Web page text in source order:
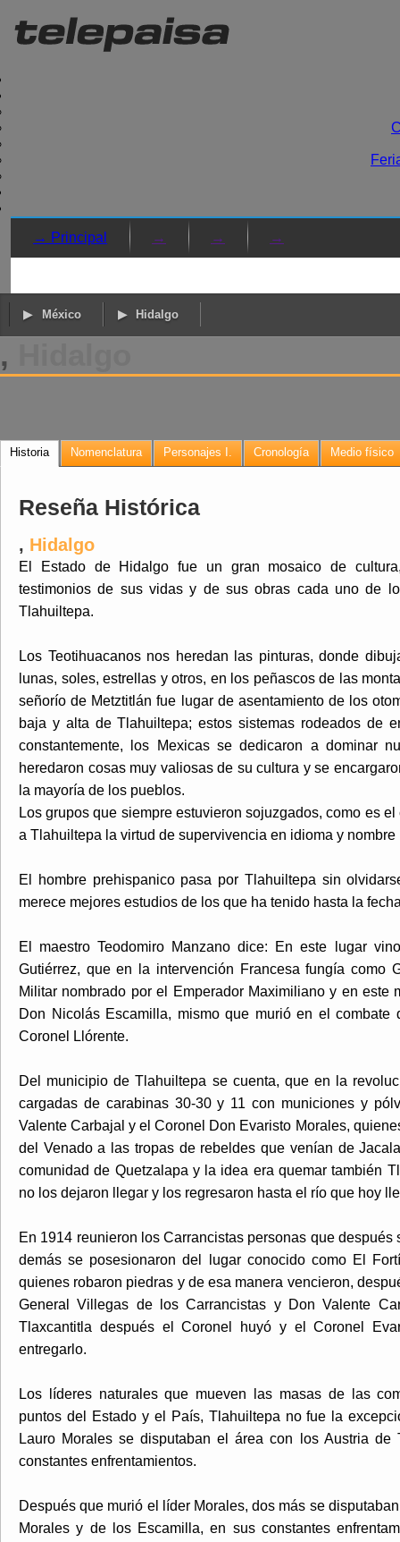
→ Principal → → →
México Hidalgo
,
Historia Nomenclatura Personajes I. Cronología Medio físico
Reseña Histórica
, Hidalgo
El Estado de Hidalgo fue un gran mosaico de
testimonios de sus vidas y de sus obras cada uno de
Tlahuiltepa.
Los Teotihuacanos nos heredan las pinturas, donde
lunas, soles, estrellas y otros, en los peñascos de las
señorío de Metztitlán fue lugar de asentamiento de los
baja y alta de Tlahuiltepa; estos sistemas rodeados de
constantemente, los Mexicas se dedicaron a dominar
heredaron cosas muy valiosas de su cultura y se
la mayoría de los pueblos.
Los grupos que siempre estuvieron sojuzgados, como es
a Tlahuiltepa la virtud de supervivencia en idioma y nombre
El hombre prehispanico pasa por Tlahuiltepa sin
merece mejores estudios de los que ha tenido hasta la
El maestro Teodomiro Manzano dice: En este lugar
Gutiérrez, que en la intervención Francesa fungía como
Militar nombrado por el Emperador Maximiliano y en este
Don Nicolás Escamilla, mismo que murió en el combate
Coronel Llórente.
Del municipio de Tlahuiltepa se cuenta, que en la
cargadas de carabinas 30-30 y 11 con municiones y
Valente Carbajal y el Coronel Don Evaristo Morales,
del Venado a las tropas de rebeldes que venían de
comunidad de Quetzalapa y la idea era quemar también
no los dejaron llegar y los regresaron hasta el río que hoy
En 1914 reunieron los Carrancistas personas que
demás se posesionaron del lugar conocido como El
quienes robaron piedras y de esa manera vencieron,
General Villegas de los Carrancistas y Don Valente
Tlaxcantitla después el Coronel huyó y el Coronel
entregarlo.
Los líderes naturales que mueven las masas de las
puntos del Estado y el País, Tlahuiltepa no fue la
Lauro Morales se disputaban el área con los Austria de
constantes enfrentamientos.
Después que murió el líder Morales, dos más se
Morales y de los Escamilla, en sus constantes